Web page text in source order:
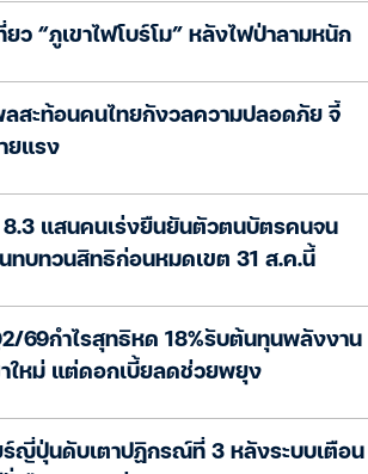
ว “ภูเขาไฟโบร์โม” หลังไฟป่าลามหนัก
ลสะท้อนคนไทยกังวลความปลอดภัย จี้
ยแรง
8.3 แสนคนเร่งยืนยันตัวตนบัตรคนจน
ทบทวนสิทธิก่อนหมดเขต 31 ส.ค.นี้
69กำไรสุทธิหด 18%รับต้นทุนพลังงาน
ใหม่ แต่ดอกเบี้ยลดช่วยพยุง
ร์ญี่ปุ่นดับเตาปฏิกรณ์ที่ 3 หลังระบบเตือน